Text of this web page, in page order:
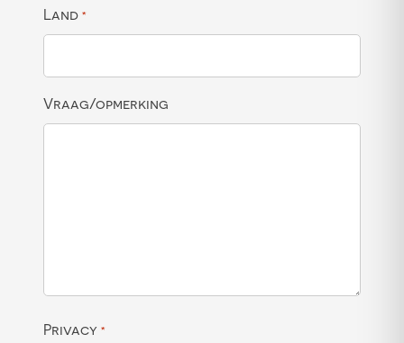
Land *
Vraag/opmerking
Privacy *